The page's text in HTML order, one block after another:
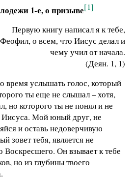
1-е, о призыве[1]
Первую книгу написал я к тебе,
Феофил, о всем, что Иисус делал и
чему учил от начала.
(Деян. 1, 1)
услышать голос, который
ты еще не слышал – хотя,
но которого ты не понял и не
Иисуса. Мой юный друг, не
и оставь недоверчивую
зовет тебя, является не
Воскресшего. Он взывает к тебе
но из глубины твоего